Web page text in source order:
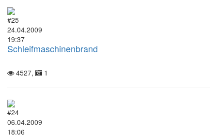
#25
24.04.2009
19:37
Schleifmaschinenbrand
4527, 1
#24
06.04.2009
18:06